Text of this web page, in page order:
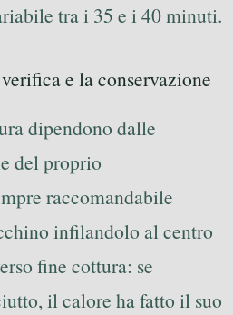
tra i 35 e i 40 minuti.
e la conservazione
dipendono dalle
del proprio
raccomandabile
infilandolo al centro
fine cottura: se
il calore ha fatto il suo